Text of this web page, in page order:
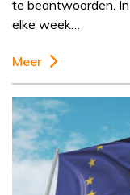
te beantwoorden.
elke week…
Meer